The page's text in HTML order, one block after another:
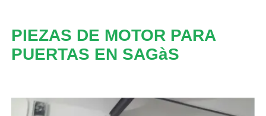
PIEZAS DE MOTOR PARA
PUERTAS EN SAGàS